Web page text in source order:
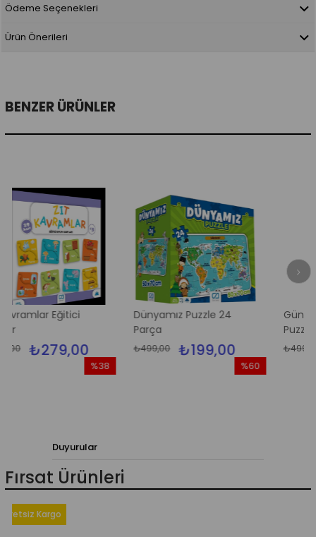
Ödeme Seçenekleri
Ürün Önerileri
BENZER ÜRÜNLER
Dünyamız Puzzle 24
₺199,00
₺499,00
Güneş Sistemi
₺499,00
Duyurular
Fırsat Ürünleri
Kargo